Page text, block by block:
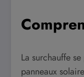
La surchauffe
panneaux